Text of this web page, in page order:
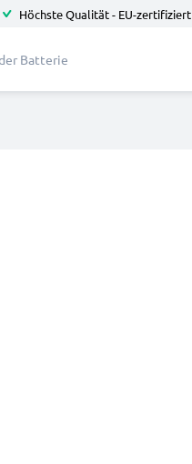
Höchste Qualität - EU-zertifiziert